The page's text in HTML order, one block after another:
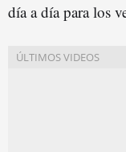
día a día para los